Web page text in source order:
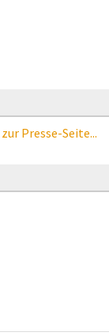
zur Presse-Seite...